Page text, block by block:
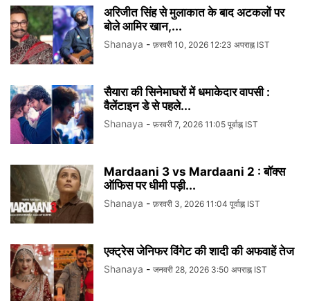
अरिजीत सिंह से मुलाकात के बाद अटकलों पर
बोले आमिर खान,...
Shanaya - फ़रवरी 10, 2026 12:23 अपराह्न IST
सैयारा की सिनेमाघरों में धमाकेदार वापसी :
वैलेंटाइन डे से पहले...
Shanaya - फ़रवरी 7, 2026 11:05 पूर्वाह्न IST
Mardaani 3 vs Mardaani 2 : बॉक्स
ऑफिस पर धीमी पड़ी...
Shanaya - फ़रवरी 3, 2026 11:04 पूर्वाह्न IST
एक्ट्रेस जेनिफर विंगेट की शादी की अफवाहें तेज
Shanaya - जनवरी 28, 2026 3:50 अपराह्न IST